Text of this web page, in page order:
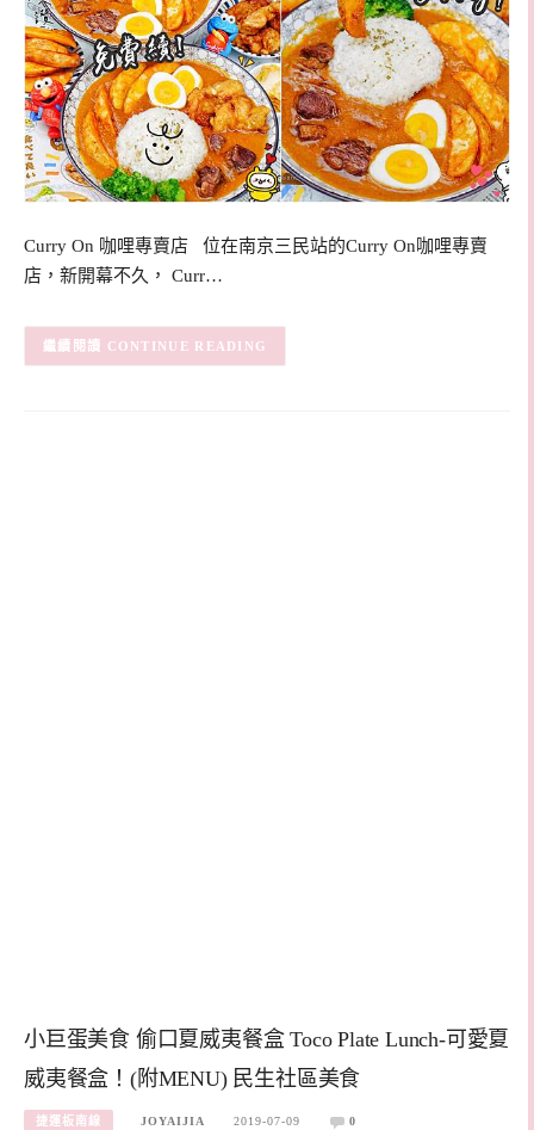
Curry On 咖哩專賣店 位在南京三民站的Curry On咖哩專賣
店，新開幕不久， Curr…
CONTINUE READING
小巨蛋美食 偷口夏威夷餐盒 Toco Plate Lunch-可愛夏
威夷餐盒！(附MENU) 民生社區美食
捷運板南線 JOYAIJIA 2019-07-09 0